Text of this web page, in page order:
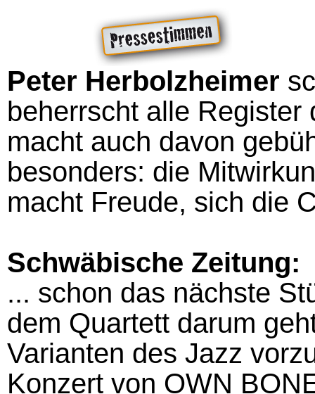
Peter Herbolzheimer
beherrscht alle Register
macht auch davon
besonders: die
macht Freude, sich die
Schwäbische Zeitung:
... schon das nächste
dem Quartett darum
Varianten des Jazz
Konzert von OWN